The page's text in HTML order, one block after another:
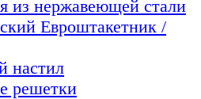
из нержавеющей стали
Евроштакетник /
настил
решетки